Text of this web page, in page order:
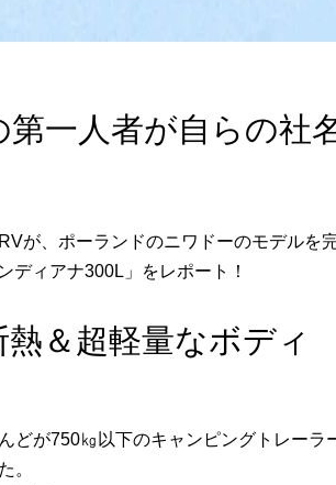
一人者が自らの社
が、ポーランドのニワドーのモデルを
ディアナ300L」をレポート！
＆超軽量なボディ
が750㎏以下のキャンピングトレー
。